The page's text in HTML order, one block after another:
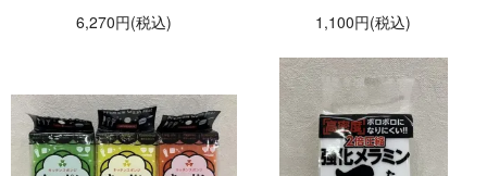
6,270円(税込) 1,100円(税込)